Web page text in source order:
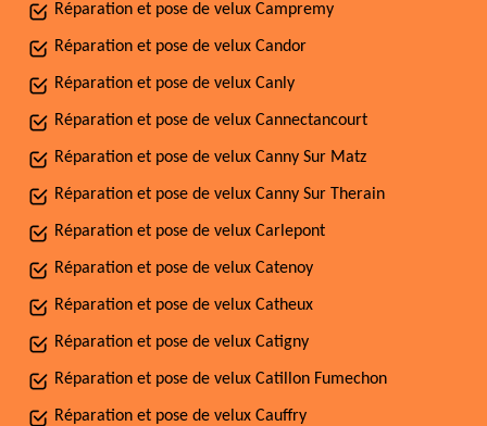
Réparation et pose de velux Campremy
Réparation et pose de velux Candor
Réparation et pose de velux Canly
Réparation et pose de velux Cannectancourt
Réparation et pose de velux Canny Sur Matz
Réparation et pose de velux Canny Sur Therain
Réparation et pose de velux Carlepont
Réparation et pose de velux Catenoy
Réparation et pose de velux Catheux
Réparation et pose de velux Catigny
Réparation et pose de velux Catillon Fumechon
Réparation et pose de velux Cauffry